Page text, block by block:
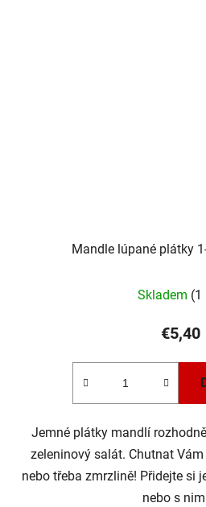
Mandle lúpané plátky
Skladem (1
€5,40
Jemné plátky mandlí
zeleninový salát. Chutnat
nebo třeba zmrzlině! Přidejte si
nebo s